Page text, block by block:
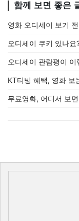
함께 보면 좋은
영화 오디세이 보기
오디세이 쿠키 있나
오디세이 관람평이
KT티빙 혜택, 영화 보
무료영화, 어디서 보